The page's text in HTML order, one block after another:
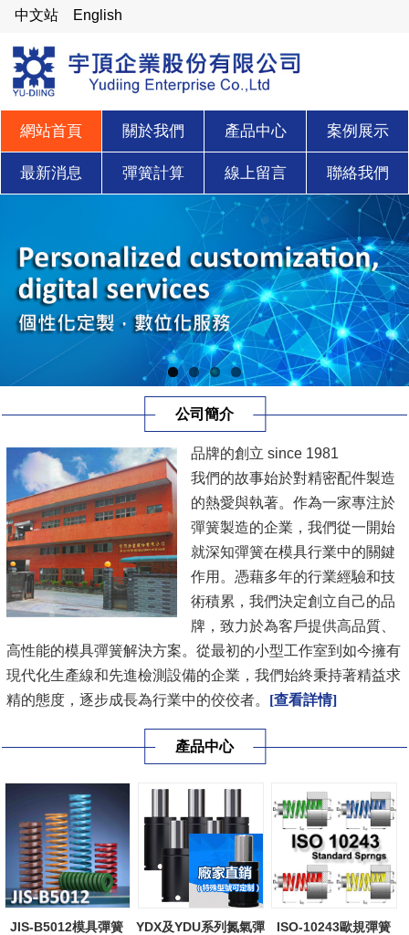
中文站 English
網站首頁 關於我們 產品中心 案例展示
最新消息 彈簧計算 線上留言 聯絡我們
公司簡介
品牌的創立 since 1981
我們的故事始於對精密配件製造
的熱愛與執著。作為一家專注於
彈簧製造的企業，我們從一開始
就深知彈簧在模具行業中的關鍵
作用。憑藉多年的行業經驗和技
術積累，我們決定創立自己的品
牌，致力於為客戶提供高品質、
高性能的模具彈簧解決方案。從最初的小型工作室到如今擁有
現代化生產線和先進檢測設備的企業，我們始終秉持著精益求
精的態度，逐步成長為行業中的佼佼者。 [查看詳情]
產品中心
JIS-B5012模具彈簧
YDX及YDU系列氮氣彈
ISO-10243歐規彈簧